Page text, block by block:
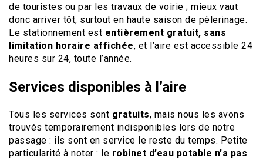
de touristes ou par les travaux de voirie ; mieux vaut
donc arriver tôt, surtout en haute saison de pèlerinage.
Le stationnement est entièrement gratuit, sans
limitation horaire affichée, et l’aire est accessible 24
heures sur 24, toute l’année.
Services disponibles à l’aire
Tous les services sont gratuits, mais nous les avons
trouvés temporairement indisponibles lors de notre
passage : ils sont en service le reste du temps. Petite
particularité à noter : le robinet d’eau potable n’a pas